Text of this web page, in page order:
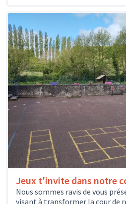
Jeux t'invite dans notre
Nous sommes ravis de vous
visant à transformer la cour de